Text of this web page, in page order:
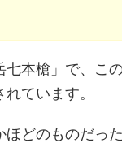
七本槍」で、こ
ています。
どのものだった